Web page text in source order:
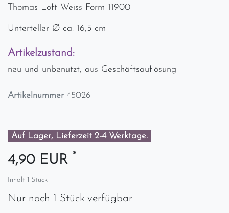
Thomas Loft Weiss Form 11900
Unterteller Ø ca. 16,5 cm
Artikelzustand:
neu und unbenutzt, aus Geschäftsauflösung
Artikelnummer 45026
Auf Lager, Lieferzeit 2-4 Werktage.
4,90 EUR *
Inhalt 1 Stück
Nur noch 1 Stück verfügbar